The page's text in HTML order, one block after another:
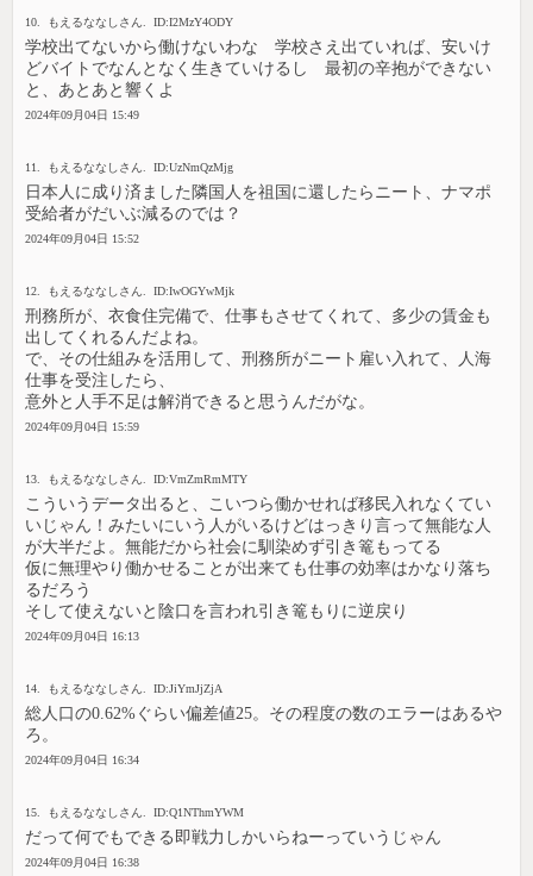
10. もえるななしさん. ID:I2MzY4ODY
学校出てないから働けないわな 学校さえ出ていれば、安いけ
どバイトでなんとなく生きていけるし 最初の辛抱ができない
と、あとあと響くよ
2024年09月04日 15:49
11. もえるななしさん. ID:UzNmQzMjg
日本人に成り済ました隣国人を祖国に還したらニート、ナマポ
受給者がだいぶ減るのでは？
2024年09月04日 15:52
12. もえるななしさん. ID:IwOGYwMjk
刑務所が、衣食住完備で、仕事もさせてくれて、多少の賃金も
出してくれるんだよね。
で、その仕組みを活用して、刑務所がニート雇い入れて、人海
仕事を受注したら、
意外と人手不足は解消できると思うんだがな。
2024年09月04日 15:59
13. もえるななしさん. ID:VmZmRmMTY
こういうデータ出ると、こいつら働かせれば移民入れなくてい
いじゃん！みたいにいう人がいるけどはっきり言って無能な人
が大半だよ。無能だから社会に馴染めず引き篭もってる
仮に無理やり働かせることが出来ても仕事の効率はかなり落ち
るだろう
そして使えないと陰口を言われ引き篭もりに逆戻り
2024年09月04日 16:13
14. もえるななしさん. ID:JiYmJjZjA
総人口の0.62%ぐらい偏差値25。その程度の数のエラーはあるや
ろ。
2024年09月04日 16:34
15. もえるななしさん. ID:Q1NThmYWM
だって何でもできる即戦力しかいらねーっていうじゃん
2024年09月04日 16:38